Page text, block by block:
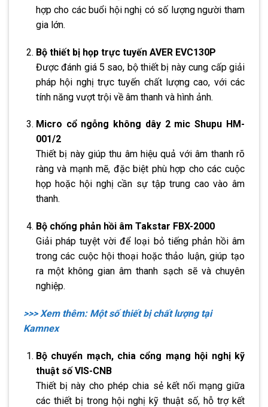
hợp cho các buổi hội nghị có số lượng người tham
gia lớn.
Bộ thiết bị họp trực tuyến AVER EVC130P
Được đánh giá 5 sao, bộ thiết bị này cung cấp giải
pháp hội nghị trực tuyến chất lượng cao, với các
tính năng vượt trội về âm thanh và hình ảnh.
Micro cổ ngỗng không dây 2 mic Shupu HM-
001/2
Thiết bị này giúp thu âm hiệu quả với âm thanh rõ
ràng và mạnh mẽ, đặc biệt phù hợp cho các cuộc
họp hoặc hội nghị cần sự tập trung cao vào âm
thanh.
Bộ chống phản hồi âm Takstar FBX-2000
Giải pháp tuyệt vời để loại bỏ tiếng phản hồi âm
trong các cuộc hội thoại hoặc thảo luận, giúp tạo
ra một không gian âm thanh sạch sẽ và chuyên
nghiệp.
>>> Xem thêm: Một số thiết bị chất lượng tại
Kamnex
Bộ chuyển mạch, chia cổng mạng hội nghị kỹ
thuật số VIS-CNB
Thiết bị này cho phép chia sẻ kết nối mạng giữa
các thiết bị trong hội nghị kỹ thuật số, hỗ trợ kết